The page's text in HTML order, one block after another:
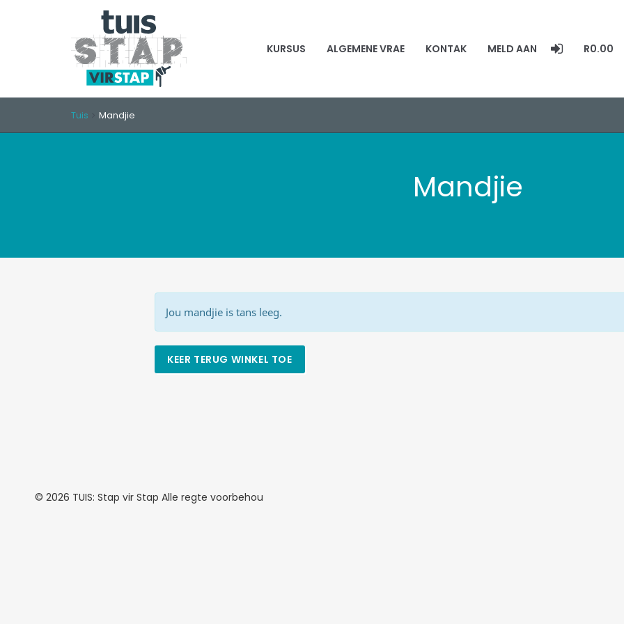
KURSUS ALGEMENE VRAE KONTAK MELD AAN R0.00
Tuis Mandjie
Mandjie
Jou mandjie is tans leeg.
KEER TERUG WINKEL TOE
© 2026 TUIS: Stap vir Stap Alle regte voorbehou